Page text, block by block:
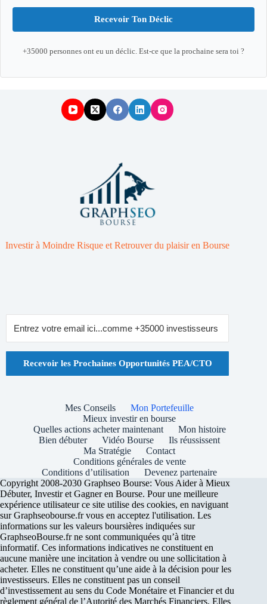
Recevoir Ton Déclic
+35000 personnes ont eu un déclic. Est-ce que la prochaine sera toi ?
Investir à Moindre Risque et Retrouver du plaisir en Bourse
Recevoir les Prochaines Opportunités PEA/CTO
Mes Conseils
Mon Portefeuille
Mieux investir en bourse
Quelles actions acheter maintenant
Mon histoire
Bien débuter
Vidéo Bourse
Ils réussissent
Ma Stratégie
Contact
Conditions générales de vente
Conditions d’utilisation
Devenez partenaire
Copyright 2008-2030 Graphseo Bourse: Vous Aider à Mieux
Débuter, Investir et Gagner en Bourse. Pour une meilleure
expérience utilisateur ce site utilise des cookies, en naviguant
sur Graphseobourse.fr vous en acceptez l'utilisation. Les
informations sur les valeurs boursières indiquées sur
GraphseoBourse.fr ne sont communiquées qu’à titre
informatif. Ces informations indicatives ne constituent en
aucune manière une incitation à vendre ou une sollicitation à
acheter. Elles ne constituent qu’une aide à la décision pour les
investisseurs. Elles ne constituent pas un conseil
d’investissement au sens du Code Monétaire et Financier et du
règlement général de l’Autorité des Marchés Financiers. Elles